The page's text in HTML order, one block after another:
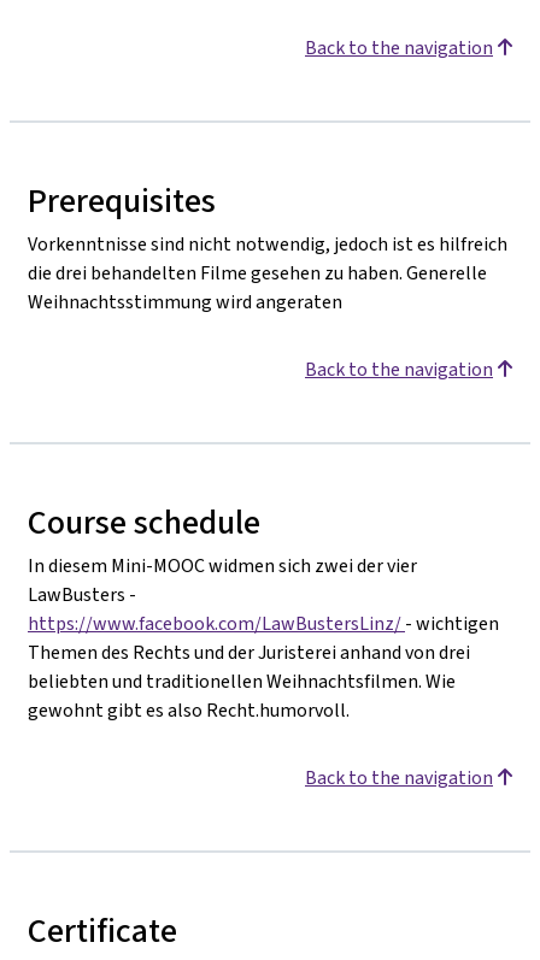
Back to the navigation
Prerequisites
Vorkenntnisse sind nicht notwendig, jedoch ist es hilfreich
die drei behandelten Filme gesehen zu haben. Generelle
Weihnachtsstimmung wird angeraten
Back to the navigation
Course schedule
In diesem Mini-MOOC widmen sich zwei der vier
LawBusters -
https://www.facebook.com/LawBustersLinz/- wichtigen
Themen des Rechts und der Juristerei anhand von drei
beliebten und traditionellen Weihnachtsfilmen. Wie
gewohnt gibt es also Recht.humorvoll.
Back to the navigation
Certificate